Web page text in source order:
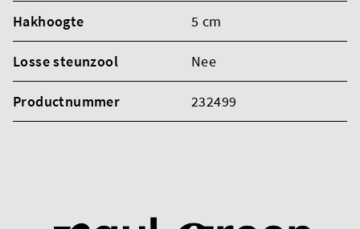
Hakhoogte 5 cm
Losse steunzool Nee
Productnummer 232499